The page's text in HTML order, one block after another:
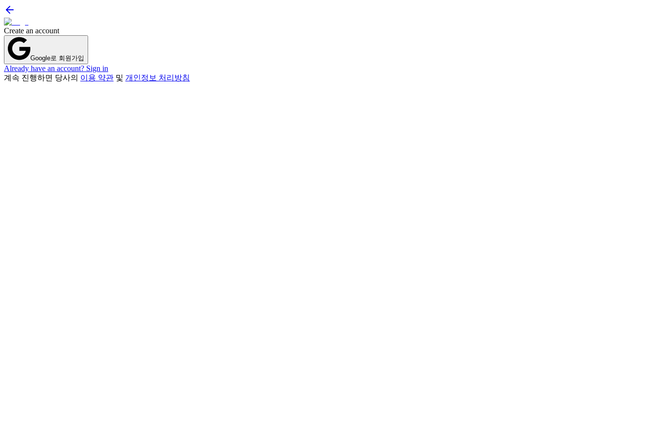
Create an account
Google로 회원가입
Already have an account? Sign in
계속 진행하면 당사의 이용 약관 및 개인정보 처리방침